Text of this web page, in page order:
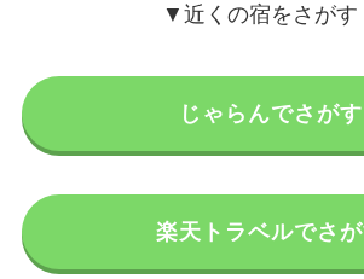
▼近くの宿をさがす
じゃらんでさがす
楽天トラベルでさ